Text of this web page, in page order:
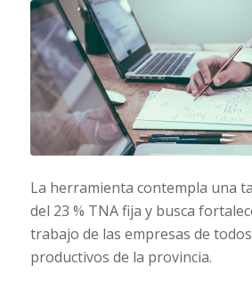
La herramienta contempla una
del 23 % TNA fija y busca
trabajo de las empresas de
productivos de la provincia.